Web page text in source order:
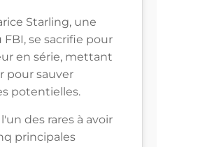
Starling, une
se sacrifie pour
en série, mettant
pour sauver
potentielles.
des rares à avoir
principales